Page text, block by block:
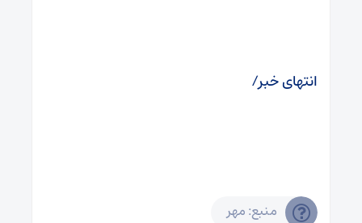
انتهای خبر/
منبع: مهر